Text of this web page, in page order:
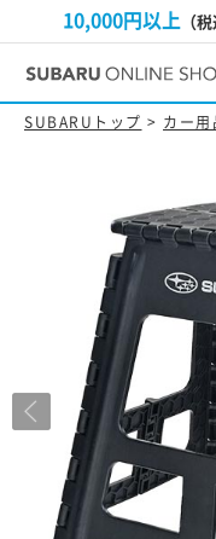
10,000円以上 （
SUBARUトップ > カー用